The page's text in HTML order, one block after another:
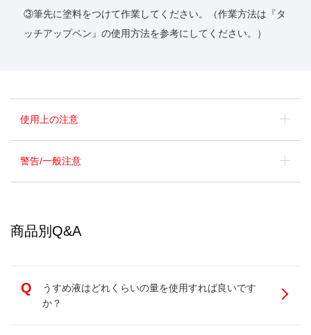
③筆先に塗料をつけて作業してください。（作業方法は『タ
ッチアップペン』の使用方法を参考にしてください。）
使用上の注意
警告/一般注意
商品別Q&A
Q
うすめ液はどれくらいの量を使用すれば良いです
か？